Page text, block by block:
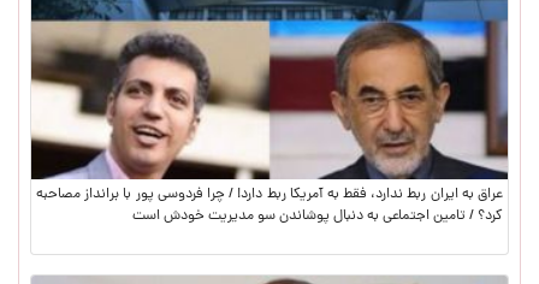
عراق به ایران ربط ندارد، فقط به آمریکا ربط دارد! / چرا فردوسی پور با برانداز مصاحبه
کرد؟ / تامین اجتماعی به دنبال پوشاندن سو مدیریت خودش است